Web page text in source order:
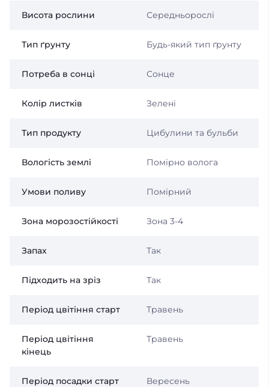
Висота рослини Середньорослі
Тип ґрунту Будь-який тип ґрунту
Потреба в сонці Сонце
Колір листків Зелені
Тип продукту Цибулини та бульби
Вологість землі Помірно волога
Умови поливу Помірний
Зона морозостійкості Зона 3-4
Запах Так
Підходить на зріз Так
Період цвітіння старт Травень
Період цвітіння
кінець
Травень
Період посадки старт Вересень